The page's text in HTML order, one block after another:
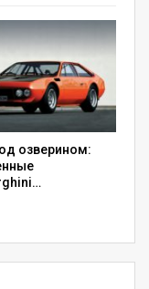
озверином: